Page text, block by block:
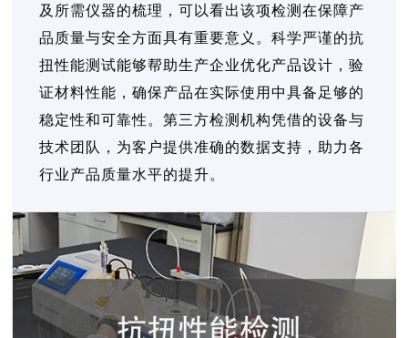
及所需仪器的梳理，可以看出该项检测在保障产
品质量与安全方面具有重要意义。科学严谨的抗
扭性能测试能够帮助生产企业优化产品设计，验
证材料性能，确保产品在实际使用中具备足够的
稳定性和可靠性。第三方检测机构凭借的设备与
技术团队，为客户提供准确的数据支持，助力各
行业产品质量水平的提升。